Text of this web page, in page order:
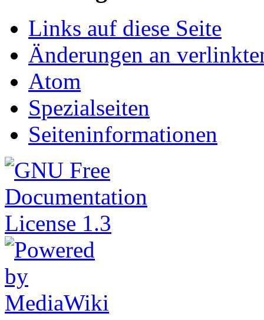
Links auf diese Seite
Änderungen an
Atom
Spezialseiten
Seiteninformationen